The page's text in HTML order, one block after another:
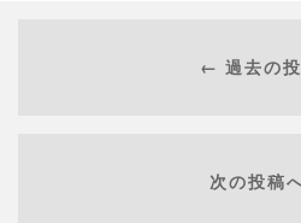
← 過去の
次の投稿